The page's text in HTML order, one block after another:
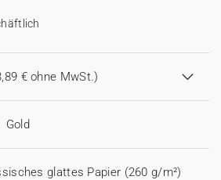
€ ohne MwSt.)
Gold
glattes Papier (260 g/m²)